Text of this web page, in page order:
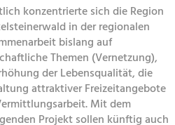
Cultural
konzentrierte sich die Region
in der regionalen
bislang auf
Themen (Vernetzung),
der Lebensqualität, die
attraktiver Freizeitangebote
Mit dem
Projekt sollen künftig auch